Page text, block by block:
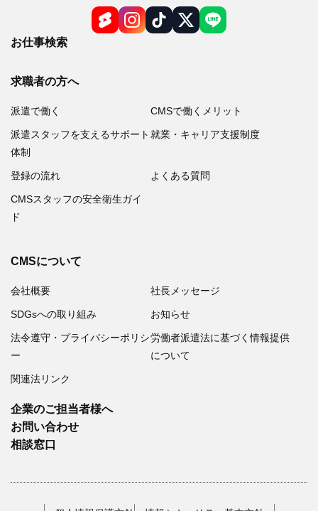
お仕事検索
求職者の方へ
派遣で働く CMSで働くメリット
派遣スタッフを支えるサポート
体制
就業・キャリア支援制度
登録の流れ よくある質問
CMSスタッフの安全衛生ガイ
ド
CMSについて
会社概要 社長メッセージ
SDGsへの取り組み お知らせ
法令遵守・プライバシーポリシ
ー
労働者派遣法に基づく情報提供
について
関連法リンク
企業のご担当者様へ
お問い合わせ
相談窓口